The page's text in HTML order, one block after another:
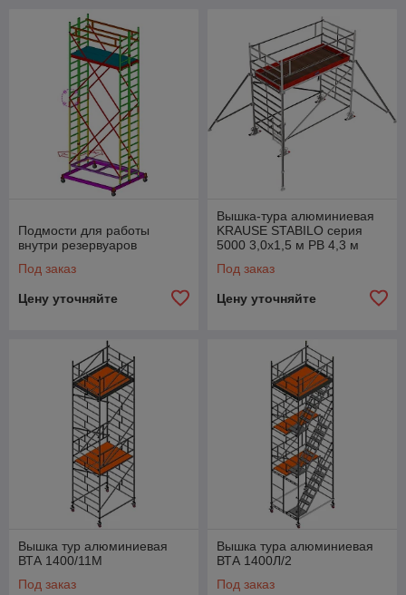
Подмости для работы
внутри резервуаров
Под заказ
Цену уточняйте
Вышка-тура алюминиевая
KRAUSE STABILO серия
5000 3,0х1,5 м РВ 4,3 м
Под заказ
Цену уточняйте
Вышка тур алюминиевая
ВТА 1400/11М
Под заказ
Вышка тура алюминиевая
ВТА 1400Л/2
Под заказ